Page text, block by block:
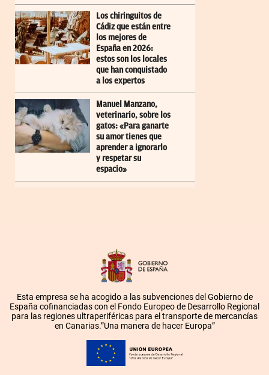
Los chiringuitos de
Cádiz que están entre
los mejores de
España en 2026:
estos son los locales
que han conquistado
a los expertos
Manuel Manzano,
veterinario, sobre los
gatos: «Para ganarte
su amor tienes que
aprender a ignorarlo
y respetar su
espacio»
Esta empresa se ha acogido a las subvenciones del Gobierno de
España cofinanciadas con el Fondo Europeo de Desarrollo Regional
para las regiones ultraperiféricas para el transporte de mercancías
en Canarias.”Una manera de hacer Europa”